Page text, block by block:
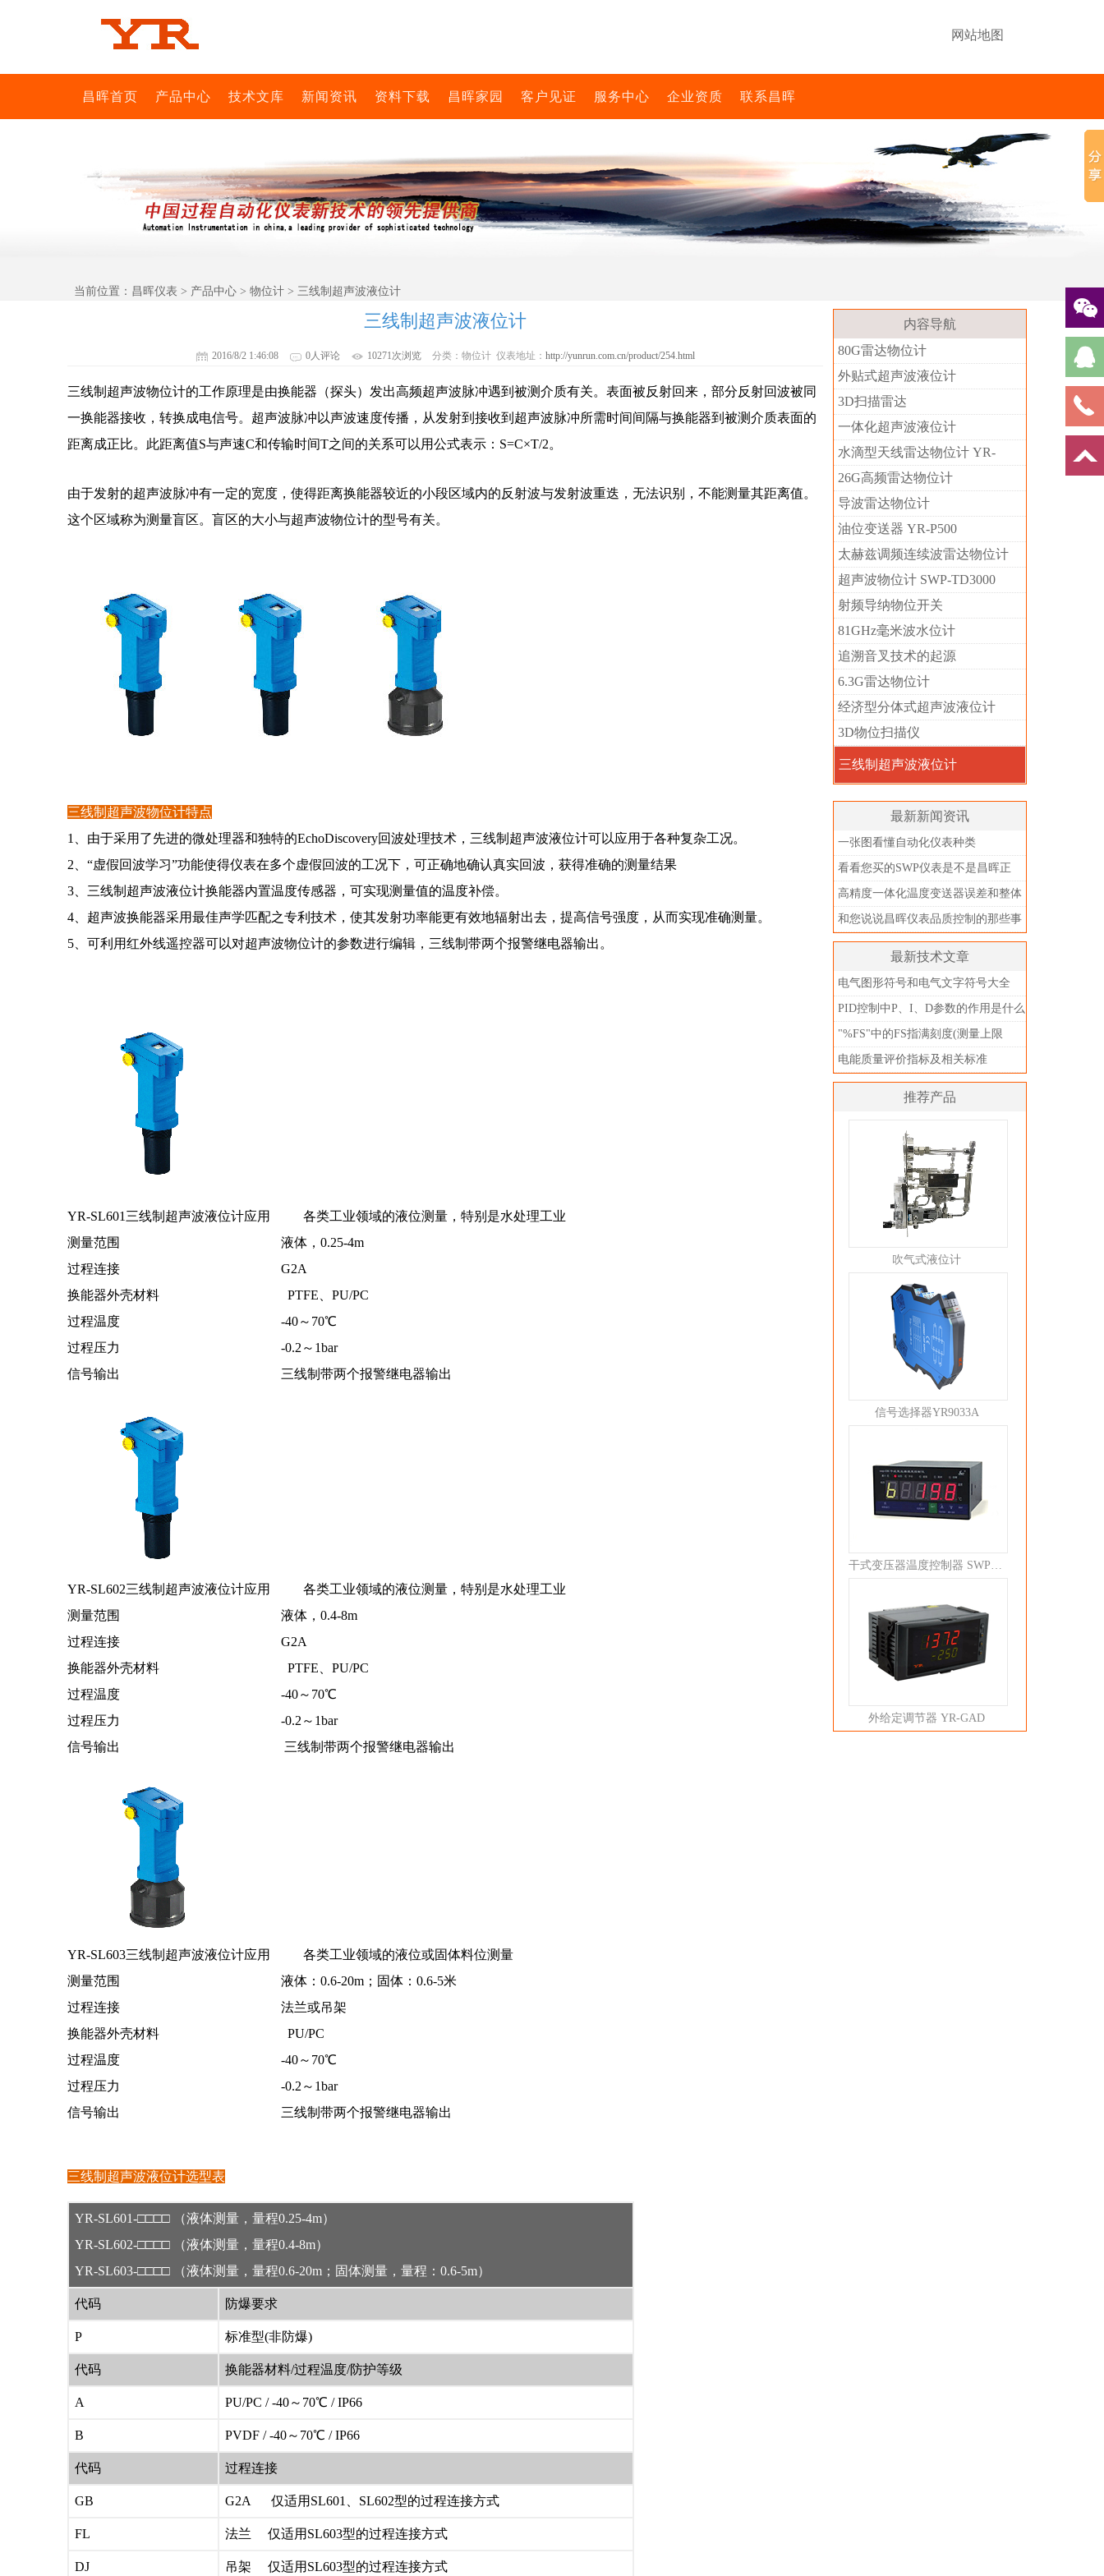
网站地图
昌晖首页 产品中心 技术文库 新闻资讯 资料下载 昌晖家园 客户见证 服务中心 企业资质 联系昌晖
当前位置： 昌晖仪表 > 产品中心 > 物位计 > 三线制超声波液位计
三线制超声波液位计
2016/8/2 1:46:08 0人评论 10271次浏览 分类：物位计 仪表地址：http://yunrun.com.cn/product/254.html
三线制超声波物位计的工作原理是由换能器（探头）发出高频超声波脉冲遇到被测介质有关。表面被反射回来，部分反射回波被同
一换能器接收，转换成电信号。超声波脉冲以声波速度传播，从发射到接收到超声波脉冲所需时间间隔与换能器到被测介质表面的
距离成正比。此距离值S与声速C和传输时间T之间的关系可以用公式表示：S=C×T/2。
由于发射的超声波脉冲有一定的宽度，使得距离换能器较近的小段区域内的反射波与发射波重迭，无法识别，不能测量其距离值。
这个区域称为测量盲区。盲区的大小与超声波物位计的型号有关。
三线制超声波物位计特点
1、由于采用了先进的微处理器和独特的EchoDiscovery回波处理技术，三线制超声波液位计可以应用于各种复杂工况。
2、“虚假回波学习”功能使得仪表在多个虚假回波的工况下，可正确地确认真实回波，获得准确的测量结果
3、三线制超声波液位计换能器内置温度传感器，可实现测量值的温度补偿。
4、超声波换能器采用最佳声学匹配之专利技术，使其发射功率能更有效地辐射出去，提高信号强度，从而实现准确测量。
5、可利用红外线遥控器可以对超声波物位计的参数进行编辑，三线制带两个报警继电器输出。
YR-SL601三线制超声波液位计应用 各类工业领域的液位测量，特别是水处理工业
测量范围 液体，0.25-4m
过程连接 G2A
换能器外壳材料 PTFE、PU/PC
过程温度 -40～70℃
过程压力 -0.2～1bar
信号输出 三线制带两个报警继电器输出
YR-SL602三线制超声波液位计应用 各类工业领域的液位测量，特别是水处理工业
测量范围 液体，0.4-8m
过程连接 G2A
换能器外壳材料 PTFE、PU/PC
过程温度 -40～70℃
过程压力 -0.2～1bar
信号输出 三线制带两个报警继电器输出
YR-SL603三线制超声波液位计应用 各类工业领域的液位或固体料位测量
测量范围 液体：0.6-20m；固体：0.6-5米
过程连接 法兰或吊架
换能器外壳材料 PU/PC
过程温度 -40～70℃
过程压力 -0.2～1bar
信号输出 三线制带两个报警继电器输出
三线制超声波液位计选型表
YR-SL601-□□□□
（液体测量，量程0.25-4m）
YR-SL602-□□□□
（液体测量，量程0.4-8m）
YR-SL603-□□□□ （液体测量，量程0.6-20m；固体测量，量程：0.6-5m）
代码 防爆要求
P 标准型(非防爆)
代码 换能器材料/过程温度/防护等级
A PU/PC / -40～70℃ / IP66
B PVDF / -40～70℃ / IP66
代码 过程连接
GB G2A 仅适用SL601、SL602型的过程连接方式
FL 法兰 仅适用SL603型的过程连接方式
DJ 吊架 仅适用SL603型的过程连接方式
内容导航
80G雷达物位计
外贴式超声波液位计
3D扫描雷达
一体化超声波液位计
水滴型天线雷达物位计 YR-
RD99-DBXK4LMV
26G高频雷达物位计
导波雷达物位计
油位变送器 YR-P500
太赫兹调频连续波雷达物位计
超声波物位计 SWP-TD3000
射频导纳物位开关
81GHz毫米波水位计
追溯音叉技术的起源
6.3G雷达物位计
经济型分体式超声波液位计
3D物位扫描仪
三线制超声波液位计
最新新闻资讯
一张图看懂自动化仪表种类
看看您买的SWP仪表是不是昌晖正
品？别被忽悠了
高精度一体化温度变送器误差和整体
精度
和您说说昌晖仪表品质控制的那些事
儿
最新技术文章
电气图形符号和电气文字符号大全
PID控制中P、I、D参数的作用是什么
"%FS"中的FS指满刻度(测量上限
值)，不是指满量程
电能质量评价指标及相关标准
推荐产品
吹气式液位计
信号选择器YR9033A
干式变压器温度控制器 SWP-C80
外给定调节器 YR-GAD